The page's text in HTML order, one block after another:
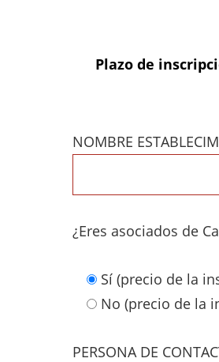
Plazo de
NOMBRE
¿Eres asociados de
Sí (precio de la
No (precio de la
PERSONA DE